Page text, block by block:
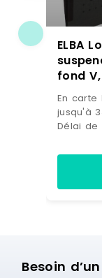
ELBA
fond
en
–
En carte
jusqu'à
Délai de
Besoin